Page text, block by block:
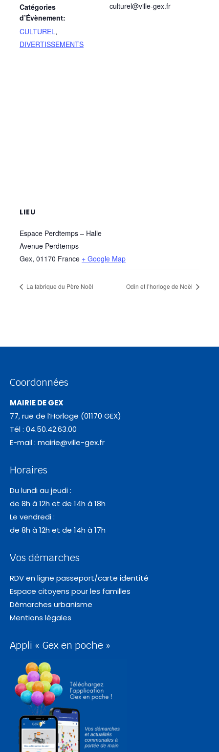
Catégories
d’Évènement:
CULTUREL,
DIVERTISSEMENTS
culturel@ville-gex.fr
LIEU
Espace Perdtemps – Halle
Avenue Perdtemps
Gex, 01170 France + Google Map
La fabrique du Père Noël Odin et l’horloge de Noël
Coordonnées
MAIRIE DE GEX
77, rue de l’Horloge (01170 GEX)
Tél : 04.50.42.63.00
E-mail : mairie@ville-gex.fr
Horaires
Du lundi au jeudi :
de 8h à 12h et de 14h à 18h
Le vendredi :
de 8h à 12h et de 14h à 17h
Vos démarches
RDV en ligne passeport/carte identité
Espace citoyens pour les familles
Démarches urbanisme
Mentions légales
Appli « Gex en poche »